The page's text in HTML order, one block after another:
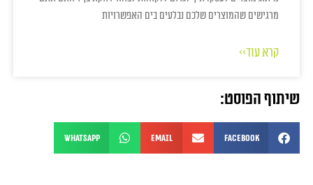
מרגישים שהמוצרים שלכם נבלעים בים האפשרויות
קרא עוד>>
שיתוף הפוסט:
Facebook
Email
WhatsApp